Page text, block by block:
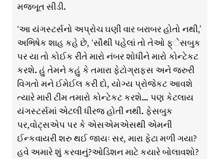
મજબૂત સીડી.
‘આ યંગસ્ટર્સનો અપ્રોચ ઘણી વાર બરાબર હોતો નથી,’
અભિષેક શાહ કહે છે, ‘સૌથી પહેલાં તો તેઓ ફ્ેસબુક
પર યા તો કોઈક રીતે મારો નંબર શોધીને મારો કોન્ટેકટ
કરશે. હું તેમને કહું કે તમારા ફેટોગ્રાફ્સ અને જરુરી
વિગતો મને ઈમેઈલ કરી દો, યોગ્ય પ્રોજેકટ આવશે
ત્યારે મારી ટીમ તમારો કોન્ટેકટ કરશે… પણ કેટલાય
યંગસ્ટર્સમાં એટલી ધીરજ હોતી નથી. ફેસબુક
પર,વોટ્સએપ પર કે એસએમએસથી એમની
ઈન્કવાયરી શરુ થઈ જાયઃ સર, મારા ફેટા મળી ગયા?
હવે અમારે શું કરવાનું?ઓડિશન માટે કયારે બોલાવશો?